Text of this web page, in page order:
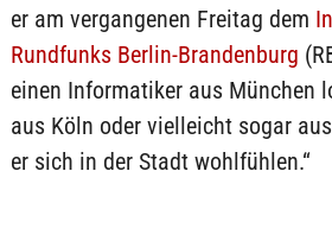
er am vergangenen Freitag dem
Rundfunks Berlin-Brandenburg
einen Informatiker aus München
aus Köln oder vielleicht sogar
er sich in der Stadt wohlfühlen.“